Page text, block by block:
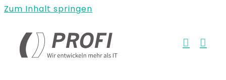
Zum Inhalt springen